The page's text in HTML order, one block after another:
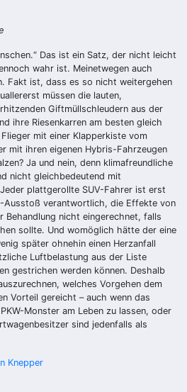
Das ist ein Satz, der nicht leicht
wahr ist. Meinetwegen auch
Fakt ist, dass es so nicht weitergehen
müssen die lauten,
Giftmüllschleudern aus der
ihre Riesenkarren am besten gleich
mit einer Klapperkiste vom
mit ihren eigenen Hybris-Fahrzeugen
Ja und nein, denn klimafreundliche
nicht gleichbedeutend mit
plattgerollte SUV-Fahrer ist erst
Ausstoß verantwortlich, die Effekte von
Behandlung nicht eingerechnet, falls
sollte. Und womöglich hätte der eine
später ohnehin einen Herzanfall
Luftbelastung aus der Liste
gestrichen werden können. Deshalb
welches Vorgehen dem
Vorteil gereicht – auch wenn das
Monster am Leben zu lassen, oder
sind jedenfalls als
Knepper